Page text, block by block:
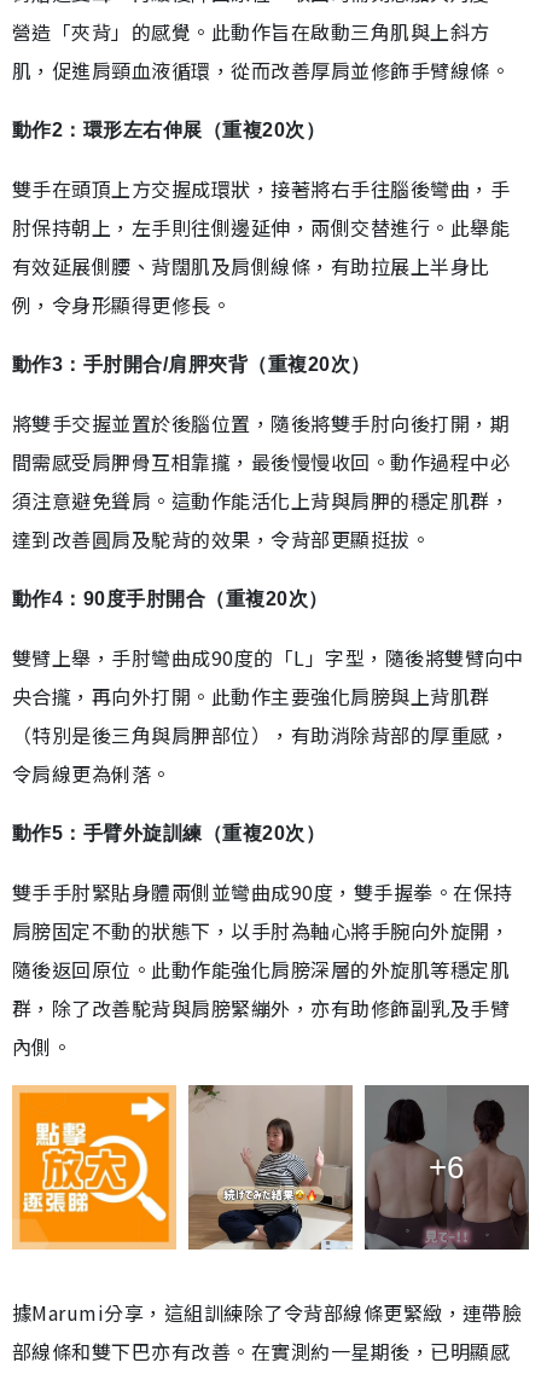
營造「夾背」的感覺。此動作旨在啟動三角肌與上斜方
肌，促進肩頸血液循環，從而改善厚肩並修飾手臂線條。
動作2：環形左右伸展（重複20次）
雙手在頭頂上方交握成環狀，接著將右手往腦後彎曲，手
肘保持朝上，左手則往側邊延伸，兩側交替進行。此舉能
有效延展側腰、背闊肌及肩側線條，有助拉展上半身比
例，令身形顯得更修長。
動作3：手肘開合/肩胛夾背（重複20次）
將雙手交握並置於後腦位置，隨後將雙手肘向後打開，期
間需感受肩胛骨互相靠攏，最後慢慢收回。動作過程中必
須注意避免聳肩。這動作能活化上背與肩胛的穩定肌群，
達到改善圓肩及駝背的效果，令背部更顯挺拔。
動作4：90度手肘開合（重複20次）
雙臂上舉，手肘彎曲成90度的「L」字型，隨後將雙臂向中
央合攏，再向外打開。此動作主要強化肩膀與上背肌群
（特別是後三角與肩胛部位），有助消除背部的厚重感，
令肩線更為俐落。
動作5：手臂外旋訓練（重複20次）
雙手手肘緊貼身體兩側並彎曲成90度，雙手握拳。在保持
肩膀固定不動的狀態下，以手肘為軸心將手腕向外旋開，
隨後返回原位。此動作能強化肩膀深層的外旋肌等穩定肌
群，除了改善駝背與肩膀緊繃外，亦有助修飾副乳及手臂
內側。
+6
據Marumi分享，這組訓練除了令背部線條更緊緻，連帶臉
部線條和雙下巴亦有改善。在實測約一星期後，已明顯感